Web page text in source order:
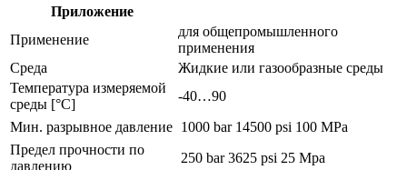
Приложение
Применение
для общепромышленного
применения
Среда
Жидкие или газообразные среды
Температура измеряемой
среды [°C]
-40…90
Мин. разрывное давление 1000 bar 14500 psi 100 MPa
Предел прочности по
давлению
250 bar 3625 psi 25 Mpa